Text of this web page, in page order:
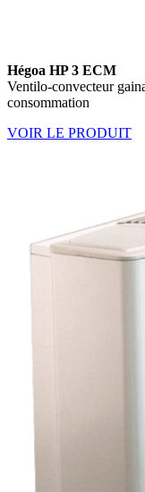
Hégoa HP 3 ECM
Ventilo-convecteur
consommation
VOIR LE PRODUIT